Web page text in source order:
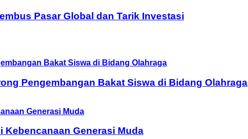
Pasar Global dan Tarik Investasi
Pengembangan Bakat Siswa di Bidang Olahraga
Kebencanaan Generasi Muda